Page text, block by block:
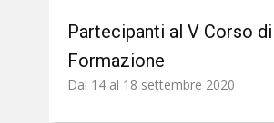
Partecipanti al V Corso di
Formazione
Dal 14 al 18 settembre 2020